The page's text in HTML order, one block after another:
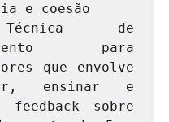
e coesão
de
para
que envolve
ensinar e
feedback sobre